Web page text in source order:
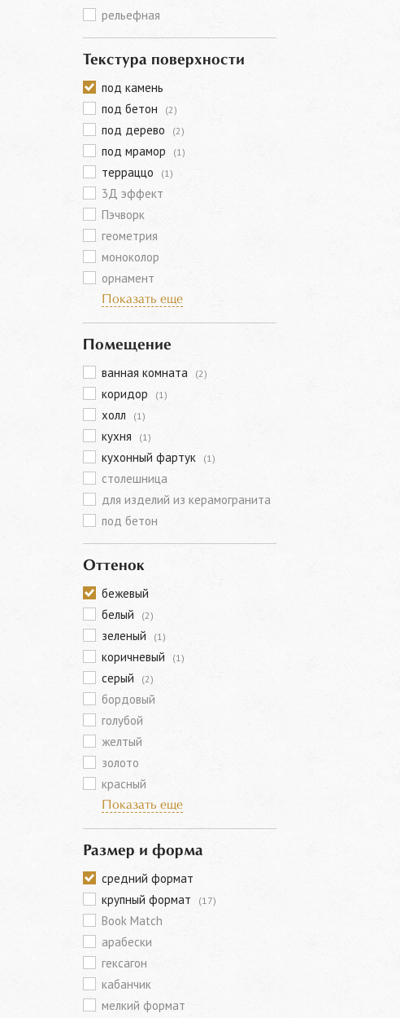
рельефная
Текстура поверхности
под камень
под бетон
(2)
под дерево (2)
под мрамор (1)
терраццо (1)
3Д эффект
Пэчворк
геометрия
моноколор
орнамент
Показать еще
Помещение
ванная комната (2)
коридор (1)
холл (1)
кухня (1)
кухонный фартук (1)
столешница
для изделий из керамогранита
под бетон
Оттенок
бежевый
белый
(2)
зеленый (1)
коричневый (1)
серый (2)
бордовый
голубой
желтый
золото
красный
Показать еще
Размер и форма
средний формат
крупный формат
(17)
Book Match
арабески
гексагон
кабанчик
мелкий формат